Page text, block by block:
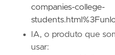
companies-college-
IA, o produto que
usar: